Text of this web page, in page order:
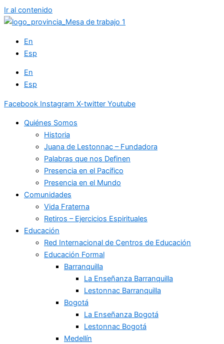
Ir al contenido
En
Esp
En
Esp
Facebook Instagram X-twitter Youtube
Quiénes Somos
Historia
Juana de Lestonnac – Fundadora
Palabras que nos Definen
Presencia en el Pacífico
Presencia en el Mundo
Comunidades
Vida Fraterna
Retiros – Ejercicios Espirituales
Educación
Red Internacional de Centros de Educación
Educación Formal
Barranquilla
La Enseñanza Barranquilla
Lestonnac Barranquilla
Bogotá
La Enseñanza Bogotá
Lestonnac Bogotá
Medellín